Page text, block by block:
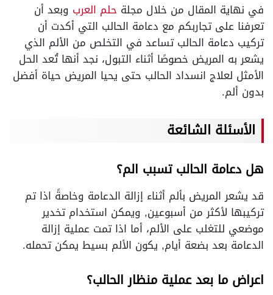
في نهاية المقال من خلال مجلة حلم العرب وبعد أن
تعرفنا على تجاربكم مع دعامة الحالب التي أكدت أن
تركيب دعامة الحالب تساعد في التخلص من الألم الذي
يشعر به المريض خصوصًا أثناء التبول، نجد أنها تُعد الحل
الأمثل لعلاج انسداد الحالب حتى يحيا المريض حياة أفضل
بدون ألم.
الأسئلة الشائعة
هل دعامة الحالب تسبب الم؟
قد يشعر المريض بألم أثناء إزالة الدعامة وخاصةً اذا تم
تركيبها لأكثر من أسبوعين, ويمكن استخدام تخدير
موضعي للتغلب على الألم، أما اذا تمت عملية إزالة
الدعامة بعد بضعة أيام, يكون الألم بسيط يمكن تحمله.
اعراض ما بعد عملية منظار الحالب؟